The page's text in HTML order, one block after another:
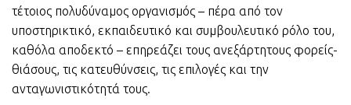
τέτοιος πολυδύναμος οργανισμός – πέρα από τον
υποστηρικτικό, εκπαιδευτικό και συμβουλευτικό ρόλο του,
καθόλα αποδεκτό – επηρεάζει τους ανεξάρτητους φορείς-
θιάσους, τις κατευθύνσεις, τις επιλογές και την
ανταγωνιστικότητά τους.